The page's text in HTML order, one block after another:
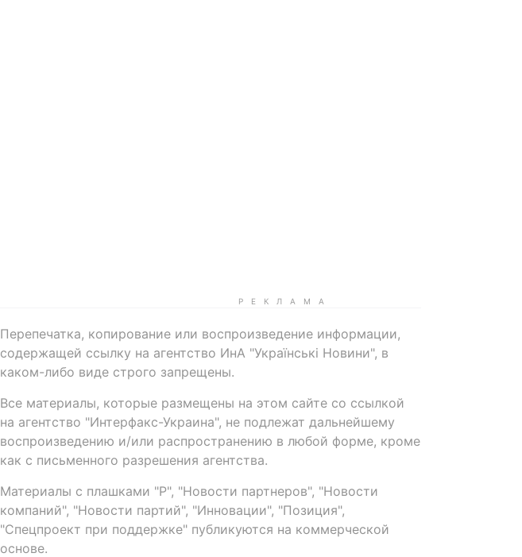
Перепечатка, копирование или воспроизведение информации,
содержащей ссылку на агентство ИнА "Українські Новини", в
каком-либо виде строго запрещены.
Все материалы, которые размещены на этом сайте со ссылкой
на агентство "Интерфакс-Украина", не подлежат дальнейшему
воспроизведению и/или распространению в любой форме, кроме
как с письменного разрешения агентства.
Материалы с плашками "Р", "Новости партнеров", "Новости
компаний", "Новости партий", "Инновации", "Позиция",
"Спецпроект при поддержке" публикуются на коммерческой
основе.